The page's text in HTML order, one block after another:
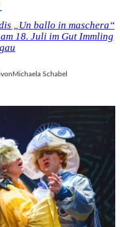
„Un ballo in maschera“
18. Juli im Gut Immling
vonMichaela Schabel